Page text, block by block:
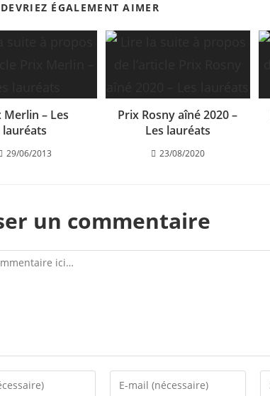
ÉGALEMENT AIMER
Merlin – Les
lauréats
29/06/2013
Prix Rosny aîné 2020 –
Les lauréats
23/08/2020
un commentaire